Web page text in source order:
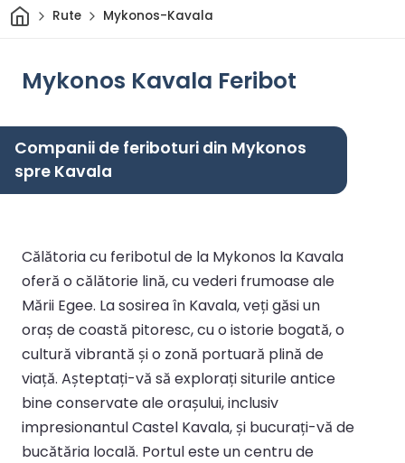
AcasăRute Mykonos-Kavala
Mykonos Kavala Feribot
Companii de feriboturi din Mykonos
spre Kavala
Călătoria cu feribotul de la Mykonos la Kavala
oferă o călătorie lină, cu vederi frumoase ale
Mării Egee. La sosirea în Kavala, veți găsi un
oraș de coastă pitoresc, cu o istorie bogată, o
cultură vibrantă și o zonă portuară plină de
viață. Așteptați-vă să explorați siturile antice
bine conservate ale orașului, inclusiv
impresionantul Castel Kavala, și bucurați-vă de
bucătăria locală. Portul este un centru de